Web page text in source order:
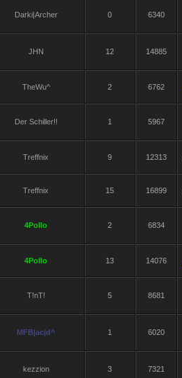
Darki|Archer 0 6340
JHN 12 14885
TheWu^ 2 6762
Der Schiller!! 1 5967
Treffnix 9 12313
Treffnix 15 16899
4Pollo 2 6834
4Pollo 13 14076
T!nT! 5 8681
MFB|ac|d^ 1 6020
kezzion 3 7321